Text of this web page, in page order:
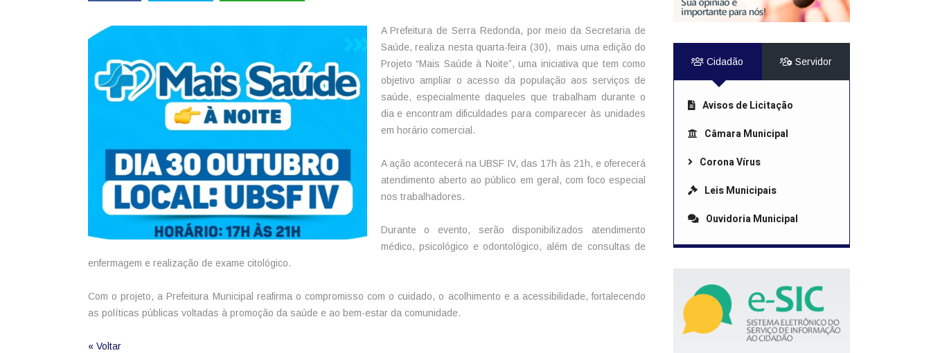
A Prefeitura de Serra Redonda, por meio da Secretaria de
Saúde, realiza nesta quarta-feira (30), mais uma edição do
Projeto “Mais Saúde à Noite”, uma iniciativa que tem como
objetivo ampliar o acesso da população aos serviços de
saúde, especialmente daqueles que trabalham durante o
dia e encontram dificuldades para comparecer às unidades
em horário comercial.
A ação acontecerá na UBSF IV, das 17h às 21h, e oferecerá
atendimento aberto ao público em geral, com foco especial
nos trabalhadores.
Durante o evento, serão disponibilizados atendimento
médico, psicológico e odontológico, além de consultas de
enfermagem e realização de exame citológico.
Com o projeto, a Prefeitura Municipal reafirma o compromisso com o cuidado, o acolhimento e a acessibilidade, fortalecendo
as políticas públicas voltadas à promoção da saúde e ao bem-estar da comunidade.
« Voltar
Cidadão Servidor
Avisos de Licitação
Câmara Municipal
Corona Vírus
Leis Municipais
Ouvidoria Municipal